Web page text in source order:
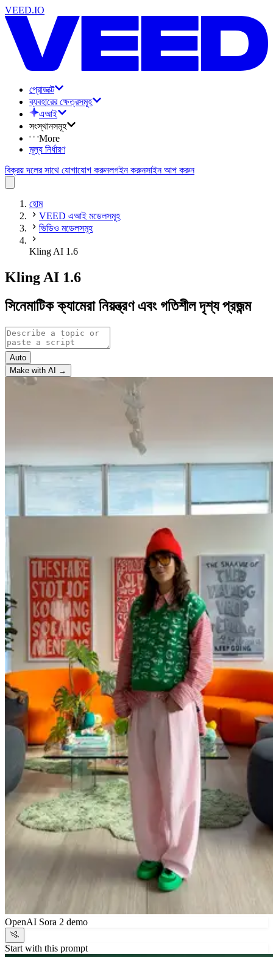
VEED.IO
প্রোডাক্ট
ব্যবহারের ক্ষেত্রসমূহ
এআই
সংস্থানসমূহ
More
মূল্য নির্ধারণ
বিক্রয় দলের সাথে যোগাযোগ করুনলগইন করুনসাইন আপ করুন
হোম
VEED এআই মডেলসমূহ
ভিডিও মডেলসমূহ
Kling AI 1.6
Kling AI 1.6
সিনেমাটিক ক্যামেরা নিয়ন্ত্রণ এবং গতিশীল দৃশ্য প্রজন্ম
Auto
Make with AI →
OpenAI Sora 2 demo
Start with this prompt